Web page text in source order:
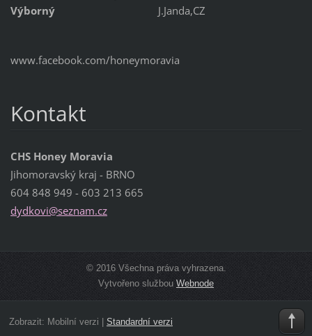
Výborný J.Janda,CZ
www.facebook.com/honeymoravia
Kontakt
CHS Honey Moravia
Jihomoravský kraj - BRNO
604 848 949 - 603 213 665
dydkovi@seznam.cz
© 2016 Všechna práva vyhrazena.
Vytvořeno službouWebnode
Zobrazit: Mobilní verzi Standardní verzi